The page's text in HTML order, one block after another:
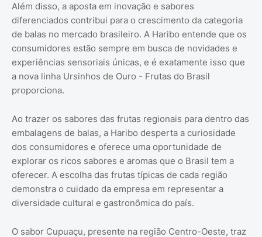
Além disso, a aposta em inovação e sabores
diferenciados contribui para o crescimento da categoria
de balas no mercado brasileiro. A Haribo entende que os
consumidores estão sempre em busca de novidades e
experiências sensoriais únicas, e é exatamente isso que
a nova linha Ursinhos de Ouro - Frutas do Brasil
proporciona.
Ao trazer os sabores das frutas regionais para dentro das
embalagens de balas, a Haribo desperta a curiosidade
dos consumidores e oferece uma oportunidade de
explorar os ricos sabores e aromas que o Brasil tem a
oferecer. A escolha das frutas típicas de cada região
demonstra o cuidado da empresa em representar a
diversidade cultural e gastronômica do país.
O sabor Cupuaçu, presente na região Centro-Oeste, traz